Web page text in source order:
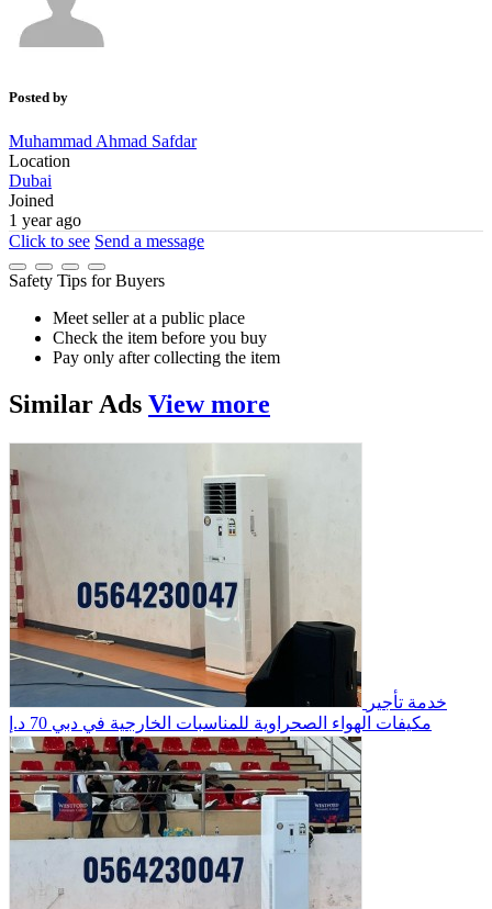
Posted by
Muhammad Ahmad Safdar
Location
Dubai
Joined
1 year ago
Click to see Send a message
Safety Tips for Buyers
Meet seller at a public place
Check the item before you buy
Pay only after collecting the item
Similar Ads View more
خدمة تأجير
مكيفات الهواء الصحراوية للمناسبات الخارجية في دبي 70 د.إ